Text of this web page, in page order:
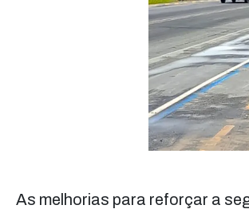
As melhorias para reforçar a